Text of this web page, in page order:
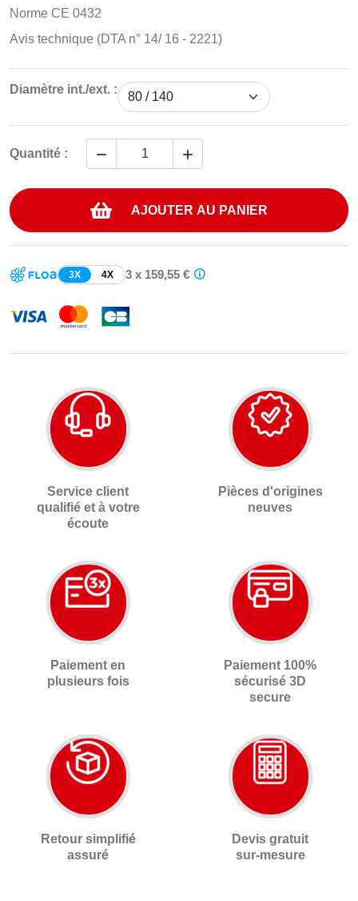
Norme CE 0432
Avis technique (DTA n° 14/ 16 - 2221)
Diamètre int./ext. :
Quantité :  
AJOUTER AU PANIER
3X 4X 3 x 159,55 €
Service client
qualifié et à votre
écoute
Pièces d'origines
neuves
Paiement en
plusieurs fois
Paiement 100%
sécurisé 3D
secure
Retour simplifié
assuré
Devis gratuit
sur-mesure